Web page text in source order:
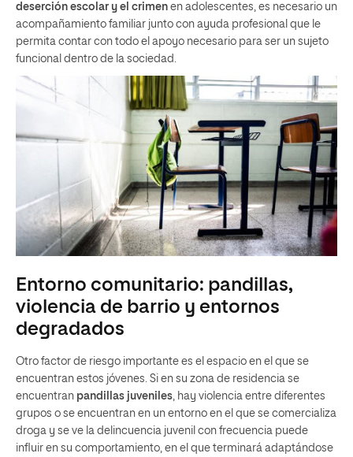
deserción escolar y el crimen en adolescentes, es necesario un
acompañamiento familiar junto con ayuda profesional que le
permita contar con todo el apoyo necesario para ser un sujeto
funcional dentro de la sociedad.
Entorno comunitario: pandillas,
violencia de barrio y entornos
degradados
Otro factor de riesgo importante es el espacio en el que se
encuentran estos jóvenes. Si en su zona de residencia se
encuentran pandillas juveniles, hay violencia entre diferentes
grupos o se encuentran en un entorno en el que se comercializa
droga y se ve la delincuencia juvenil con frecuencia puede
influir en su comportamiento, en el que terminará adaptándose